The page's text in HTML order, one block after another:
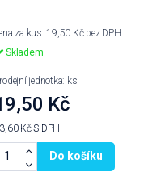
za kus: 19,50 Kč bez DPH
Skladem
jednotka: ks
Kč
KčS DPH
Do košíku